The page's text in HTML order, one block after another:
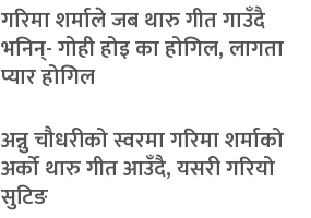
गरिमा शर्माले जब थारु गीत गाउँदै
भनिन्- गोही होइ का होगिल, लागता
प्यार होगिल
अन्नु चौधरीको स्वरमा गरिमा शर्माको
अर्को थारु गीत आउँदै, यसरी गरियो
सुटिङ